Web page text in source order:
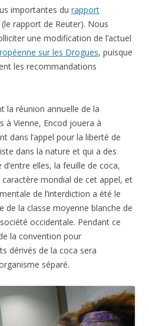
importantes du rapport
(le rapport de Reuter). Nous
une modification de l’actuel
sur les Drogues, puisque
les recommandations
la réunion annuelle de la
à Vienne, Encod jouera à
dans l’appel pour la liberté de
dans la nature et qui a des
elles, la feuille de coca,
mondial de cet appel, et
de l’interdiction a été le
de la classe moyenne blanche de
occidentale. Pendant ce
la convention pour
dérivés de la coca sera
séparé.